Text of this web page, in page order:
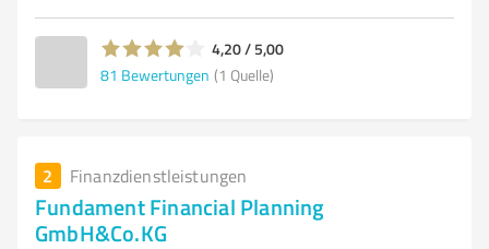
4,20 / 5,00
81 Bewertungen (1 Quelle)
2 Finanzdienstleistungen
Fundament Financial Planning
GmbH&Co.KG